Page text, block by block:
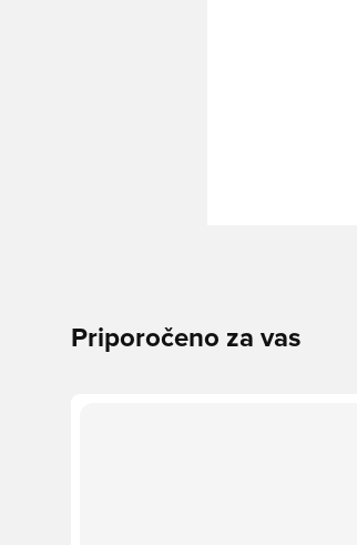
Priporočeno za vas